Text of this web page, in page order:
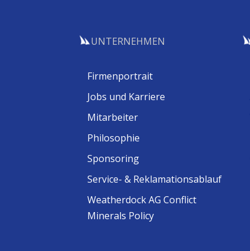
UNTERNEHMEN
Firmenportrait
Jobs und Karriere
Mitarbeiter
Philosophie
Sponsoring
Service- & Reklamationsablauf
Weatherdock AG Conflict
Minerals Policy